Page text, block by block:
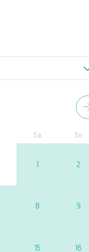
Sa So
1 2
8 9
15 16